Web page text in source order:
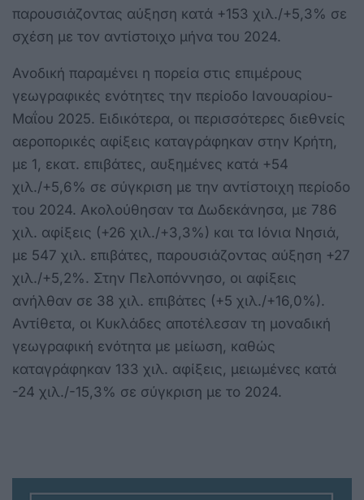
παρουσιάζοντας αύξηση κατά +153 χιλ./+5,3% σε
σχέση με τον αντίστοιχο μήνα του 2024.
Ανοδική παραμένει η πορεία στις επιμέρους
γεωγραφικές ενότητες την περίοδο Ιανουαρίου-
Μαΐου 2025. Ειδικότερα, οι περισσότερες διεθνείς
αεροπορικές αφίξεις καταγράφηκαν στην Κρήτη,
με 1, εκατ. επιβάτες, αυξημένες κατά +54
χιλ./+5,6% σε σύγκριση με την αντίστοιχη περίοδο
του 2024. Ακολούθησαν τα Δωδεκάνησα, με 786
χιλ. αφίξεις (+26 χιλ./+3,3%) και τα Ιόνια Νησιά,
με 547 χιλ. επιβάτες, παρουσιάζοντας αύξηση +27
χιλ./+5,2%. Στην Πελοπόννησο, οι αφίξεις
ανήλθαν σε 38 χιλ. επιβάτες (+5 χιλ./+16,0%).
Αντίθετα, οι Κυκλάδες αποτέλεσαν τη μοναδική
γεωγραφική ενότητα με μείωση, καθώς
καταγράφηκαν 133 χιλ. αφίξεις, μειωμένες κατά
-24 χιλ./-15,3% σε σύγκριση με το 2024.